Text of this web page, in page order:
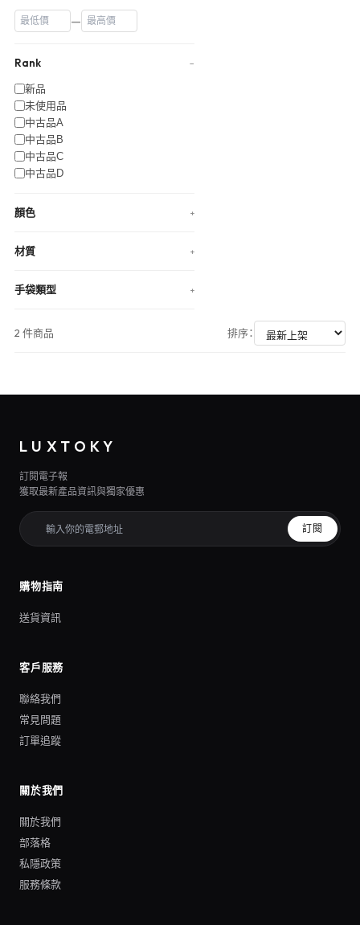
—
Rank −
新品
未使用品
中古品A
中古品B
中古品C
中古品D
顏色 +
材質 +
手袋類型 +
2 件商品 排序：
LUXTOKY
訂閱電子報
獲取最新產品資訊與獨家優惠
訂閱
購物指南
送貨資訊
客戶服務
聯絡我們
常見問題
訂單追蹤
關於我們
關於我們
部落格
私隱政策
服務條款